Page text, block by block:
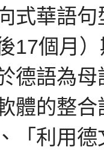
式華語
後17個月
德語為
體的整
「利用